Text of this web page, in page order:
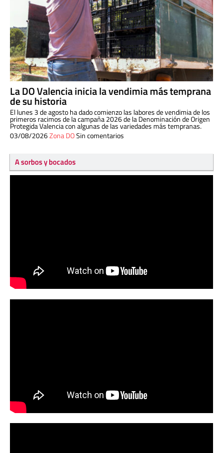
La DO Valencia inicia la vendimia más temprana
de su historia
El lunes 3 de agosto ha dado comienzo las labores de vendimia de los
primeros racimos de la campaña 2026 de la Denominación de Origen
Protegida Valencia con algunas de las variedades más tempranas.
03/08/2026Zona DOSin comentarios
A sorbos y bocados